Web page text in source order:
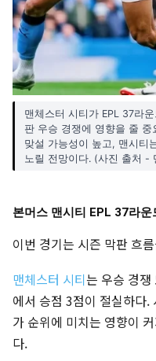
맨체스터 시티가 EPL 37라
판 우승 경쟁에 영향을 줄
맞설 가능성이 높고, 맨시티
노릴 전망이다. (사진 출처 -
본머스 맨시티 EPL 37라운
이번 경기는 시즌 막판 흐
맨체스터 시티는 우승 경쟁
에서 승점 3점이 절실하다
가 순위에 미치는 영향이
다.